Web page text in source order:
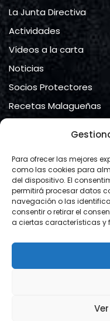
Para ofrecer las mejores
como las cookies para
del dispositivo. El
permitirá procesar datos
navegación o las
consentir o retirar el
a ciertas características y
La Junta Directiva
Actividades
Vídeos a la carta
Noticias
Socios Protectores
Recetas Malagueñas
Contacto
Ateneo de Málaga
calle Compañía, nº 2.
29008 Málaga
Mail:
Website: https://
© Copyright 2024